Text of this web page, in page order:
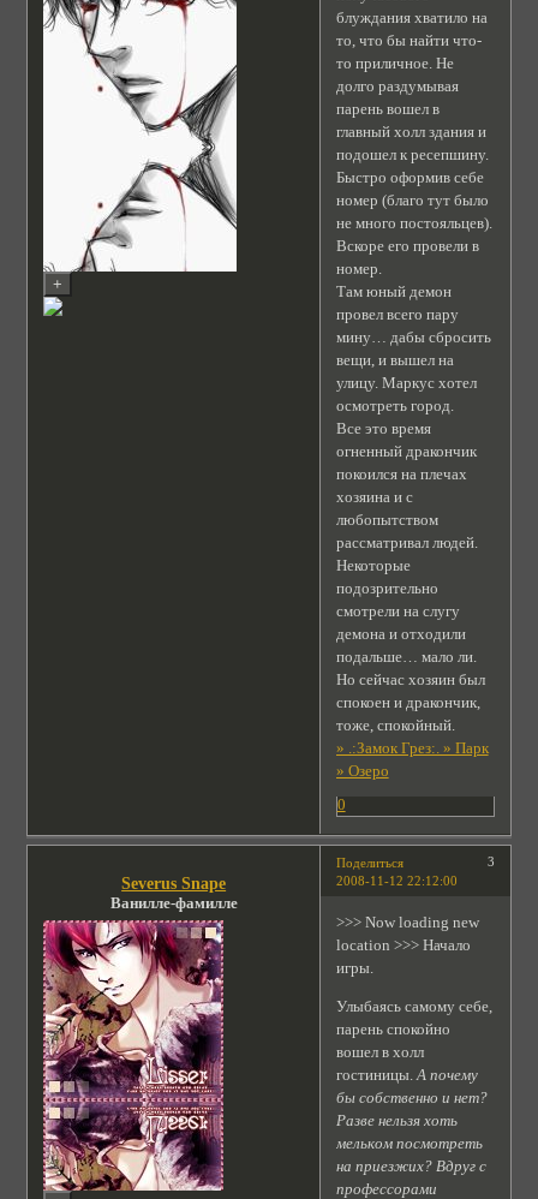
блуждания хватило на
то, что бы найти что-
то приличное. Не
долго раздумывая
парень вошел в
главный холл здания и
подошел к ресепшину.
Быстро оформив себе
номер (благо тут было
не много постояльцев).
Вскоре его провели в
номер.
Там юный демон
провел всего пару
мину… дабы сбросить
вещи, и вышел на
улицу. Маркус хотел
осмотреть город.
Все это время
огненный дракончик
покоился на плечах
хозяина и с
любопытством
рассматривал людей.
Некоторые
подозрительно
смотрели на слугу
демона и отходили
подальше… мало ли.
Но сейчас хозяин был
спокоен и дракончик,
тоже, спокойный.
» .:Замок Грез:. » Парк
» Озеро
0
Поделиться
3
2008-11-12 22:12:00
Severus Snape
Ванилле-фамилле
>>> Now loading new
location >>> Начало
игры.
Улыбаясь самому себе,
парень спокойно
вошел в холл
гостиницы. А почему
бы собственно и нет?
Разве нельзя хоть
мельком посмотреть
на приезжих? Вдруг с
профессорами